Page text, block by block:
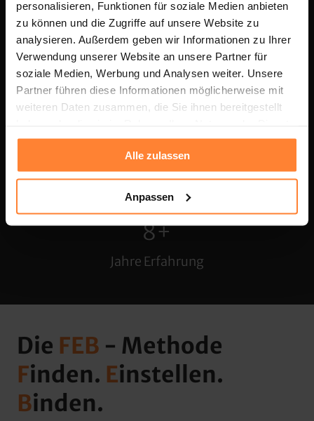
personalisieren, Funktionen für soziale Medien anbieten
zu können und die Zugriffe auf unsere Website zu
analysieren. Außerdem geben wir Informationen zu Ihrer
Verwendung unserer Website an unsere Partner für
soziale Medien, Werbung und Analysen weiter. Unsere
Partner führen diese Informationen möglicherweise mit
weiteren Daten zusammen, die Sie ihnen bereitgestellt
gesammelt haben.
Alle zulassen
Anpassen
Jetzt kostenloses Erstgespräch buchen
1.000+
100+
Partnerbetriebe
8+
Jahre Erfahrung
Die FEB - Methode
Finden. E
Binden.